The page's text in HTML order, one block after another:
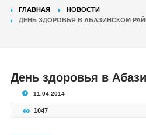
ГЛАВНАЯ
НОВОСТИ
ДЕНЬ ЗДОРОВЬЯ В АБАЗИНСКОМ
День здоровья в
11.04.2014
1047